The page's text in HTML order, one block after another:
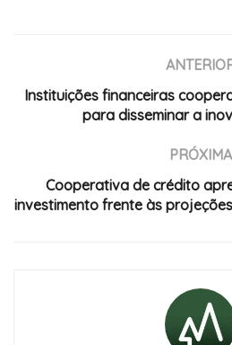
Instituições financeiras
para disseminar a
PRÓXIMA
Cooperativa de crédito
investimento frente às